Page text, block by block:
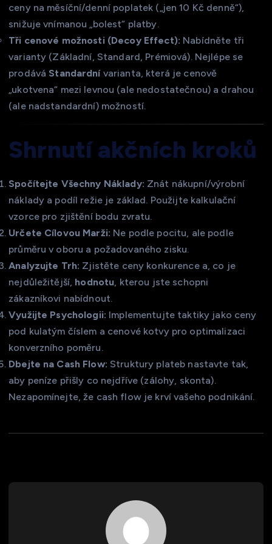
ceny na měsíční/denní poplatek („jen 10 Kč denně“),
snižuje vnímanou „bolest“ platby.
Tři cenové možnosti (Decoy Effect): Nabídněte tři
varianty (Základní, Standard, Prémiová). Nejlépe se
prodává Standardnívarianta, která je cenově
„ukotvena“ mezi levnou (ale nedostatečnou) a drahou
(ale nadstandardní) možností.
Shrnutí akčních kroků
Spočítejte Všechny Náklady: Znát nákupní/výrobní
náklady a podíl režie je základ. Použijte kalkulační
vzorce pro zjištění bodu zvratu.
Určete Cílovou Marži: Ne podle pocitu, ale podle
průměru v oboru a požadovaného zisku.
Analyzujte Trh: Zjistěte ceny konkurence a, co je
nejdůležitější, hodnotu , kterou jste schopni
zákazníkovi nabídnout.
Využijte Psychologii: Implementujte taktiky jako ceny
pod kulatým číslem a cenové kotvy pro optimalizaci
konverzního poměru.
Dbejte na Cash Flow: Struktury plateb nastavte tak,
aby peníze přišly co nejdříve (zálohy, skonta).
Nezapomínejte, že cash flow je krví vašeho podnikání.